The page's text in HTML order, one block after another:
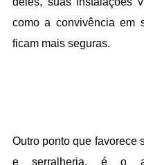
como a convivência em
ficam mais seguras.
Outro ponto que favorece
e serralheria, é o